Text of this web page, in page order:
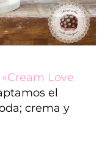
«Cream Love
el
crema y